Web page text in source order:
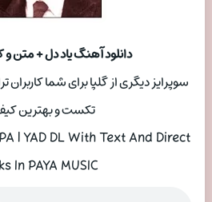
دانلود آهنگ یاد دل + متن
سوپرایز دیگری از گلپا برای شما کاربران
تکست و بهترین
| YAD DL With Text And Direct
In PAYA MUSIC